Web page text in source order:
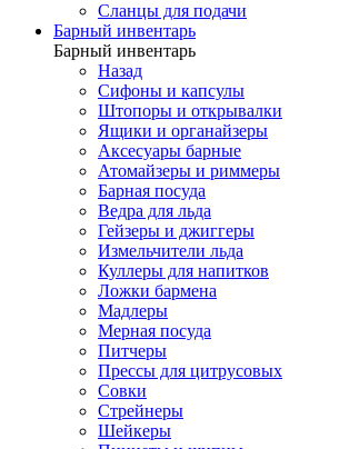
Сланцы для подачи
Барный инвентарь
Барный инвентарь
Назад
Сифоны и капсулы
Штопоры и открывалки
Ящики и органайзеры
Аксесуары барные
Атомайзеры и риммеры
Барная посуда
Ведра для льда
Гейзеры и джиггеры
Измельчители льда
Куллеры для напитков
Ложки бармена
Мадлеры
Мерная посуда
Питчеры
Прессы для цитрусовых
Совки
Стрейнеры
Шейкеры